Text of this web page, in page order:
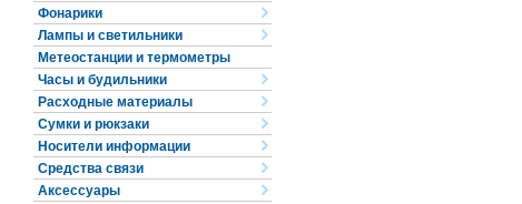
Фонарики
Лампы и светильники
Метеостанции и термометры
Часы и будильники
Расходные материалы
Сумки и рюкзаки
Носители информации
Средства связи
Аксессуары